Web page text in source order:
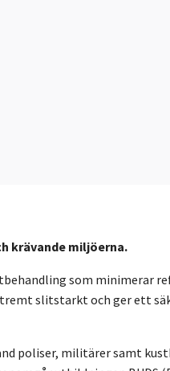
krävande miljöerna.
som minimerar
slitstarkt och ger ett
poliser, militärer samt